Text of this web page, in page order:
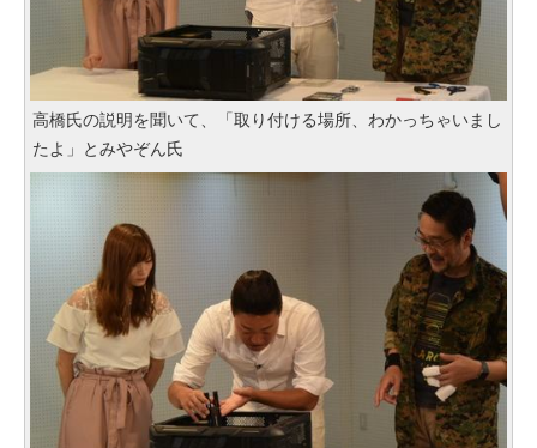
高橋氏の説明を聞いて、「取り付ける場所、わかっちゃいまし
たよ」とみやぞん氏